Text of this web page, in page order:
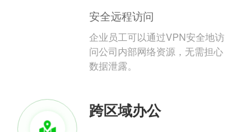
安全远程访问
企业员工可以通过VPN安全地访
问公司内部网络资源，无需担心
数据泄露。
跨区域办公